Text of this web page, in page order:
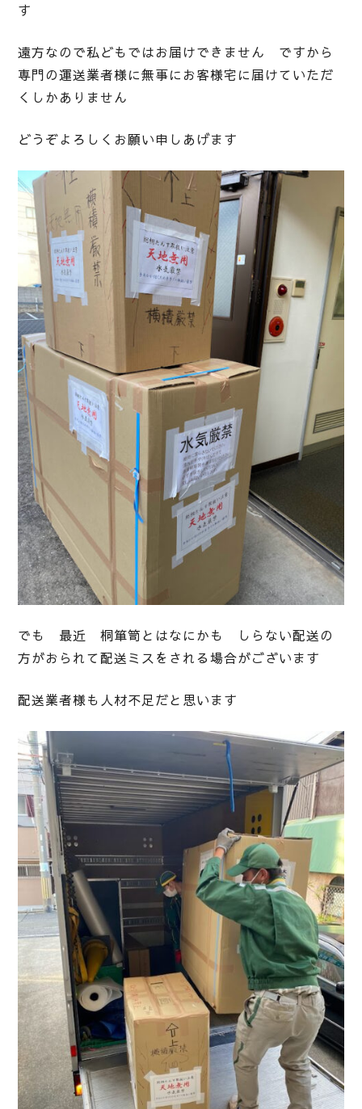
す
遠方なので私どもではお届けできません ですから
専門の運送業者様に無事にお客様宅に届けていただ
くしかありません
どうぞよろしくお願い申しあげます
でも 最近 桐箪笥とはなにかも しらない配送の
方がおられて配送ミスをされる場合がございます
配送業者様も人材不足だと思います